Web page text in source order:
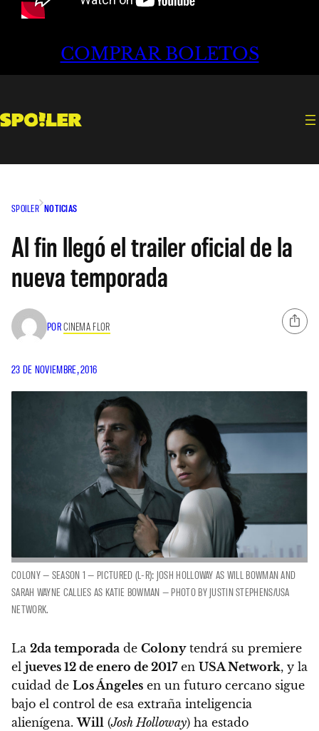
COMPRAR BOLETOS
SPOILER NOTICIAS
Al fin llegó el trailer oficial de la
nueva temporada
PORCINEMA FLOR
23 DE NOVIEMBRE, 2016
COLONY — SEASON 1 — PICTURED (L-R): JOSH HOLLOWAY AS WILL BOWMAN AND
SARAH WAYNE CALLIES AS KATIE BOWMAN — PHOTO BY JUSTIN STEPHENS/USA
NETWORK.
La 2da temporada de Colonytendrá su premiere
el jueves 12 de enero de 2017en USA Network, y la
cuidad de Los Ángeles en un futuro cercano sigue
bajo el control de esa extraña inteligencia
alienígena.Will (Josh Holloway) ha estado